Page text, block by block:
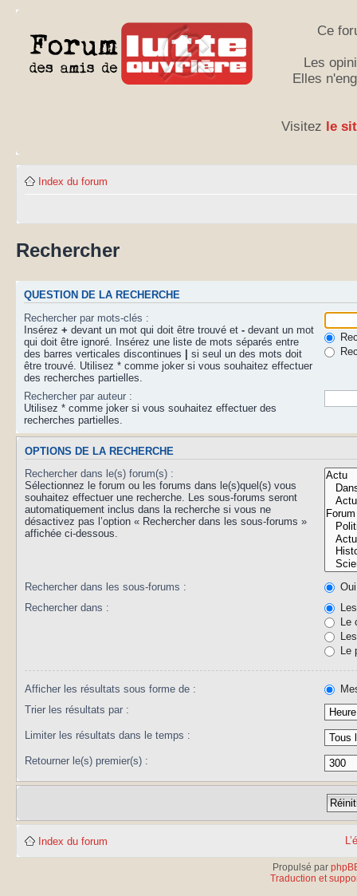
Ce
Les
Elles
Visitez le
Index du forum
Rechercher
QUESTION DE LA RECHERCHE
Rechercher par mots-clés :
Insérez + devant un mot qui doit être trouvé et - devant un mot
qui doit être ignoré. Insérez une liste de mots séparés entre
des barres verticales discontinues
si seul un des mots doit
être trouvé. Utilisez * comme joker si vous souhaitez effectuer
des recherches partielles.
Rechercher par auteur :
Utilisez * comme joker si vous souhaitez effectuer des
recherches partielles.
OPTIONS DE LA RECHERCHE
Rechercher dans le(s) forum(s) :
Sélectionnez le forum ou les forums dans le(s)quel(s) vous
souhaitez effectuer une recherche. Les sous-forums seront
automatiquement inclus dans la recherche si vous ne
désactivez pas l’option « Rechercher dans les sous-forums »
affichée ci-dessous.
Rechercher dans les sous-forums :
Oui
Rechercher dans :
Le
Le
Afficher les résultats sous forme de :
Trier les résultats par :
Limiter les résultats dans le temps :
Retourner le(s) premier(s) :
Index du forum
Propulsé par
Traduction et